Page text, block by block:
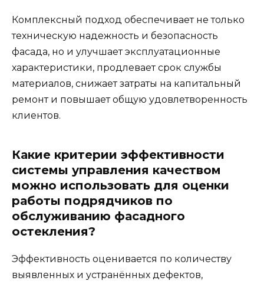
Комплексный подход обеспечивает не только
техническую надежность и безопасность
фасада, но и улучшает эксплуатационные
характеристики, продлевает срок службы
материалов, снижает затраты на капитальный
ремонт и повышает общую удовлетворенность
клиентов.
Какие критерии эффективности
системы управления качеством
можно использовать для оценки
работы подрядчиков по
обслуживанию фасадного
остекления?
Эффективность оценивается по количеству
выявленных и устранённых дефектов,